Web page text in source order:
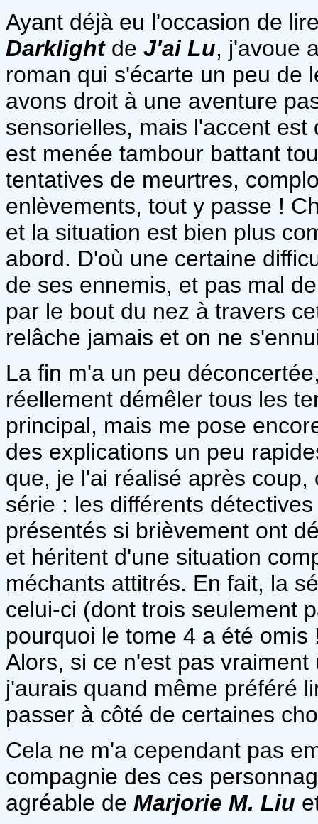
Ayant déjà eu l'occasion de
Darklight de J'ai Lu, j'avoue
roman qui s'écarte un peu de
avons droit à une aventure
sensorielles, mais l'accent
est menée tambour battant
tentatives de meurtres,
enlèvements, tout y passe !
et la situation est bien plus
abord. D'où une certaine
de ses ennemis, et pas mal
par le bout du nez à travers
relâche jamais et on ne
La fin m'a un peu
réellement démêler tous les
principal, mais me pose
des explications un peu
que, je l'ai réalisé après
série : les différents
présentés si brièvement ont
et héritent d'une situation
méchants attitrés. En fait, la
celui-ci (dont trois seulement
pourquoi le tome 4 a été omis
Alors, si ce n'est pas
j'aurais quand même préféré
passer à côté de certaines
Cela ne m'a cependant pas
compagnie des ces
agréable de Marjorie M. Liu